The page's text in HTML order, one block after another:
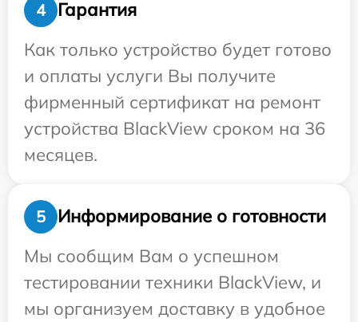
4
Гарантия
Как только устройство будет готово
и оплаты услуги Вы получите
фирменный сертификат на ремонт
устройства BlackView сроком на 36
месяцев.
5
Информирование о готовности
Мы сообщим Вам о успешном
тестировании техники BlackView, и
мы организуем доставку в удобное